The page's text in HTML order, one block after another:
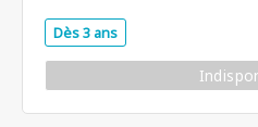
Dès 3 ans